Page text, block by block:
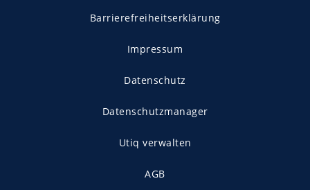
Barrierefreiheitserklärung
Impressum
Datenschutz
Datenschutzmanager
Utiq verwalten
AGB